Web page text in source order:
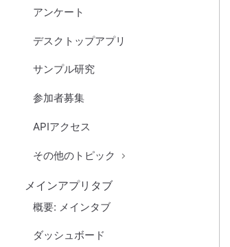
アンケート
デスクトップアプリ
サンプル研究
参加者募集
APIアクセス
その他のトピック
メインアプリタブ
概要: メインタブ
ダッシュボード